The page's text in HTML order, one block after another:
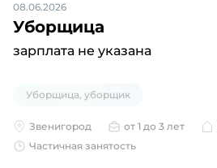
08.06.2026
Уборщица
зарплата не указана
Уборщица, уборщик
Звенигород от 1 до 3 лет
Частичная занятость